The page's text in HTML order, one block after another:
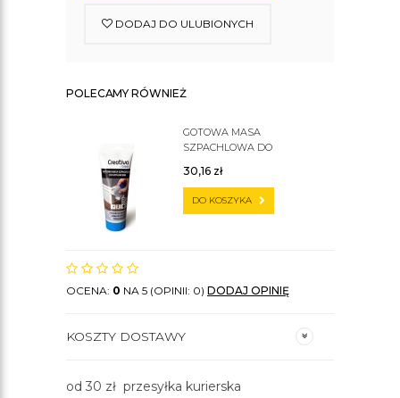
DODAJ DO ULUBIONYCH
POLECAMY RÓWNIEŻ
GOTOWA MASA
SZPACHLOWA DO
30,16 zł
DO KOSZYKA
OCENA: 0 NA 5 (OPINII: 0) DODAJ OPINIĘ
KOSZTY DOSTAWY
od 30 zł przesyłka kurierska